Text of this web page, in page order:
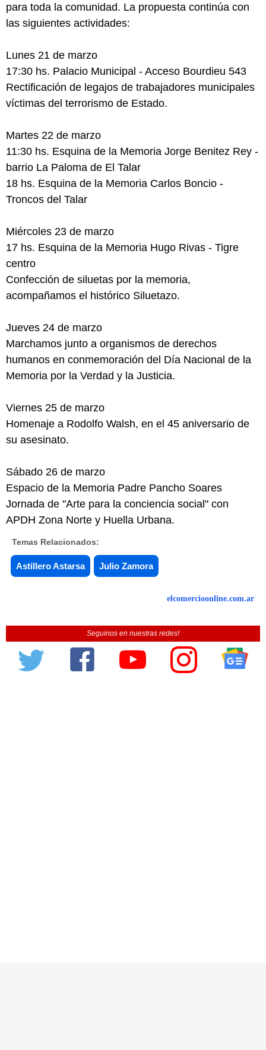
para toda la comunidad. La propuesta continúa con
las siguientes actividades:
Lunes 21 de marzo
17:30 hs. Palacio Municipal - Acceso Bourdieu 543
Rectificación de legajos de trabajadores municipales
víctimas del terrorismo de Estado.
Martes 22 de marzo
11:30 hs. Esquina de la Memoria Jorge Benitez Rey -
barrio La Paloma de El Talar
18 hs. Esquina de la Memoria Carlos Boncio -
Troncos del Talar
Miércoles 23 de marzo
17 hs. Esquina de la Memoria Hugo Rivas - Tigre
centro
Confección de siluetas por la memoria,
acompañamos el histórico Siluetazo.
Jueves 24 de marzo
Marchamos junto a organismos de derechos
humanos en conmemoración del Día Nacional de la
Memoria por la Verdad y la Justicia.
Viernes 25 de marzo
Homenaje a Rodolfo Walsh, en el 45 aniversario de
su asesinato.
Sábado 26 de marzo
Espacio de la Memoria Padre Pancho Soares
Jornada de "Arte para la conciencia social" con
APDH Zona Norte y Huella Urbana.
Temas Relacionados:
Astillero Astarsa Julio Zamora
elcomercioonline.com.ar
Seguinos en nuestras redes!